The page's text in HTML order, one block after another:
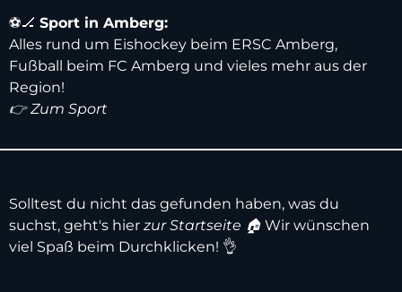
⚽️🏒 Sport in Amberg:
Alles rund um Eishockey beim ERSC Amberg,
Fußball beim FC Amberg und vieles mehr aus der
Region!
👉 Zum Sport
Solltest du nicht das gefunden haben, was du
suchst, geht's hier zur Startseite 🏠 Wir wünschen
viel Spaß beim Durchklicken! 👌